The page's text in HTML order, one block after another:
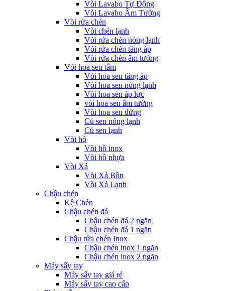
Vòi Lavabo Tự Động
Vòi Lavabo Âm Tường
Vòi rửa chén
Vòi chén lạnh
Vòi rửa chén nóng lạnh
Vòi rửa chén tăng áp
Vòi rửa chén âm tường
Vòi hoa sen tắm
Vòi hoa sen tăng áp
Vòi hoa sen nóng lạnh
Vòi hoa sen áp lực
vòi hoa sen âm tường
Vòi hoa sen đứng
Củ sen nóng lạnh
Củ sen lạnh
Vòi hồ
Vòi hồ inox
Vòi hồ nhựa
Vòi Xả
Vòi Xả Bồn
Vòi Xả Lạnh
Chậu chén
Kệ Chén
Chậu chén đá
Chậu chén đá 2 ngăn
Chậu chén đá 1 ngăn
Chậu rửa chén Inox
Chậu chén inox 1 ngăn
Chậu chén inox 2 ngăn
Máy sấy tay
Máy sấy tay giá rẻ
Máy sấy tay cao cấp